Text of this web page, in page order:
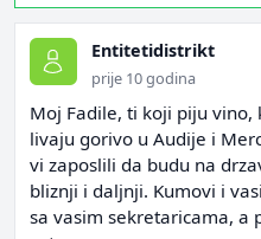
Entitetidistrikt
prije 10 godina
Moj Fadile, ti koji piju
livaju gorivo u Audije i
vi zaposlili da budu na
bliznji i daljnji. Kumovi i
sa vasim sekretaricama, a